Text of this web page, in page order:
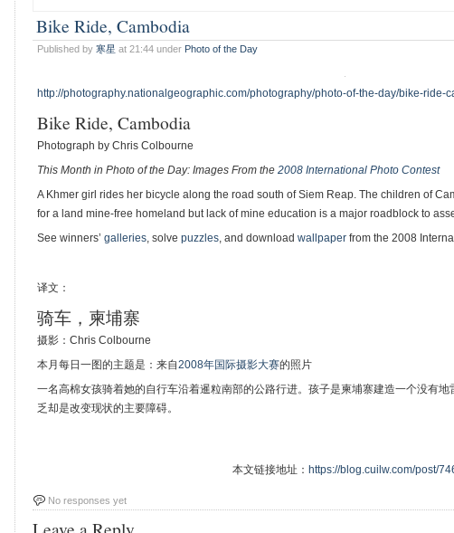
Bike Ride, Cambodia
Published by 寒星 at 21:44 under Photo of the Day
http://photography.nationalgeographic.com/photography/photo-of-the-day/bike-ride-
Bike Ride, Cambodia
Photograph by Chris Colbourne
This Month in Photo of the Day: Images From the 2008 International Photo Contest
A Khmer girl rides her bicycle along the road south of Siem Reap. The children of
for a land mine-free homeland but lack of mine education is a major roadblock to
See winners’ galleries, solve puzzles, and download wallpaper from the 2008
译文：
骑车，柬埔寨
摄影：Chris Colbourne
本月每日一图的主题是：来自2008年国际摄影大赛的照片
一名高棉女孩骑着她的自行车沿着暹粒南部的公路行进。孩子是柬埔寨建造一个没有
乏却是改变现状的主要障碍。
本文链接地址： https://blog.cuilw.com/post/
No responses yet